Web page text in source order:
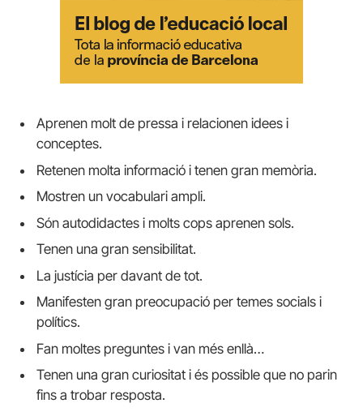
Aprenen molt de pressa i relacionen idees i
conceptes.
Retenen molta informació i tenen gran memòria.
Mostren un vocabulari ampli.
Són autodidactes i molts cops aprenen sols.
Tenen una gran sensibilitat.
La justícia per davant de tot.
Manifesten gran preocupació per temes socials i
polítics.
Fan moltes preguntes i van més enllà…
Tenen una gran curiositat i és possible que no parin
fins a trobar resposta.